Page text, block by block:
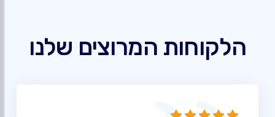
הלקוחות המרוצים שלנו